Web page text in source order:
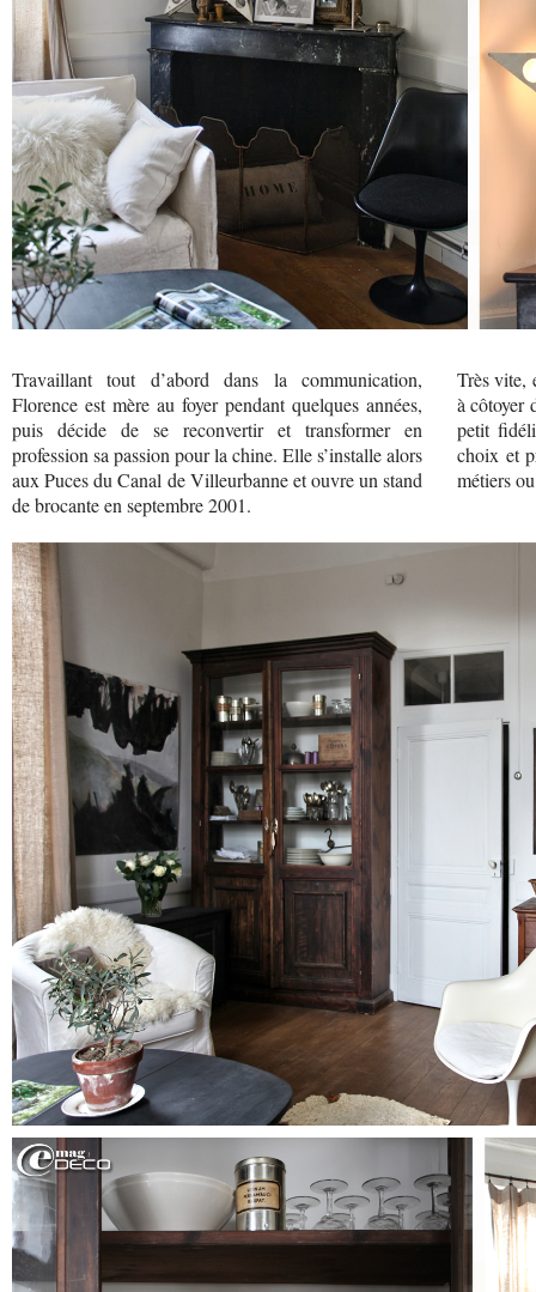
Travaillant tout d’abord dans la communication,
Florence est mère au foyer pendant quelques années,
puis décide de se reconvertir et transformer en
profession sa passion pour la chine. Elle s’installe alors
aux Puces du Canal de Villeurbanne et ouvre un stand
de brocante en septembre 2001.
Très vite,
à côtoyer
petit
choix et
métiers